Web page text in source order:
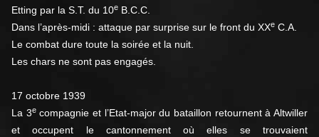
Etting par la S.T. du 10e B.C.C.
Dans l’après-midi : attaque par surprise sur le front du XXe C.A.
Le combat dure toute la soirée et la nuit.
Les chars ne sont pas engagés.
17 octobre 1939
La 3ecompagnie et l’Etat-major du bataillon retournent à Altwiller
et occupent le cantonnement où elles se trouvaient